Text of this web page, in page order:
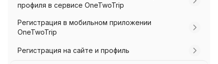
профиля в сервисе OneTwoTrip
Регистрация в мобильном приложении
OneTwoTrip
Регистрация на сайте и профиль